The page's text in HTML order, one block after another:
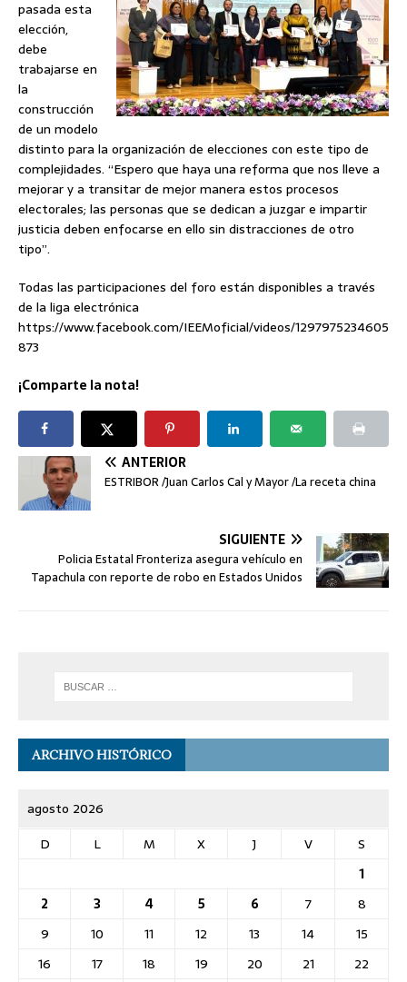
pasada esta
elección,
debe
trabajarse en
la
construcción
de un modelo
distinto para la organización de elecciones con este tipo de
complejidades. “Espero que haya una reforma que nos lleve a
mejorar y a transitar de mejor manera estos procesos
electorales; las personas que se dedican a juzgar e impartir
justicia deben enfocarse en ello sin distracciones de otro
tipo”.
Todas las participaciones del foro están disponibles a través
de la liga electrónica
https://www.facebook.com/IEEMoficial/videos/1297975234605
873
¡Comparte la nota!
ANTERIOR
ESTRIBOR /Juan Carlos Cal y Mayor /La receta china
SIGUIENTE
Policia Estatal Fronteriza asegura vehículo en
Tapachula con reporte de robo en Estados Unidos
ARCHIVO HISTÓRICO
agosto 2026
D
L M X J V
S
1
2
3 4 5 6 7
8
9
10 11 12 13 14
15
16
17 18 19 20 21
22